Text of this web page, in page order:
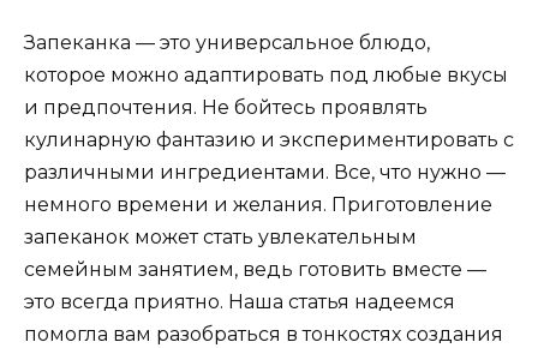
Запеканка — это универсальное блюдо,
которое можно адаптировать под любые вкусы
и предпочтения. Не бойтесь проявлять
кулинарную фантазию и экспериментировать с
различными ингредиентами. Все, что нужно —
немного времени и желания. Приготовление
запеканок может стать увлекательным
семейным занятием, ведь готовить вместе —
это всегда приятно. Наша статья надеемся
помогла вам разобраться в тонкостях создания